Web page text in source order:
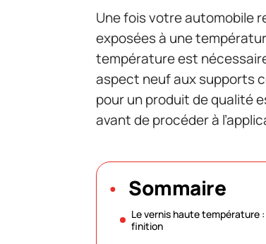
Une fois votre automobile
exposées à une
température est
aspect neuf aux supports
pour un produit de qualité
avant de procéder à
Sommaire
Le vernis haute température
finition